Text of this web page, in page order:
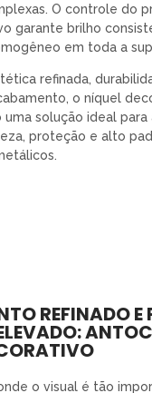
O controle do
garante brilho
em toda a
refinada,
o níquel
solução ideal para
proteção e alto
REFINADO E
o visual é tão